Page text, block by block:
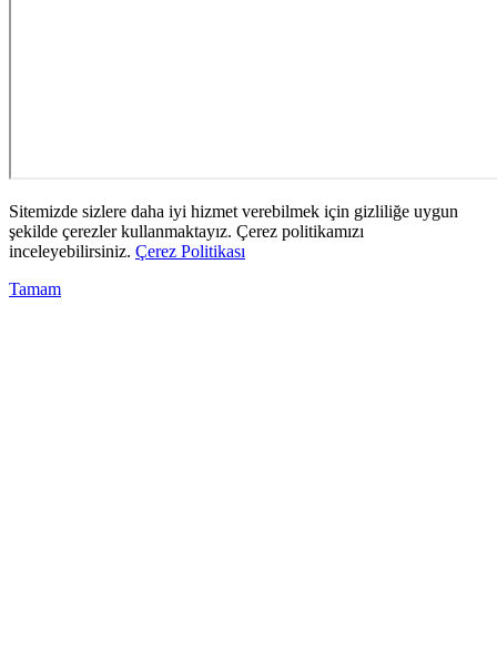
Sitemizde sizlere daha iyi hizmet verebilmek için gizliliğe uygun
şekilde çerezler kullanmaktayız. Çerez politikamızı
inceleyebilirsiniz. Çerez Politikası
Tamam